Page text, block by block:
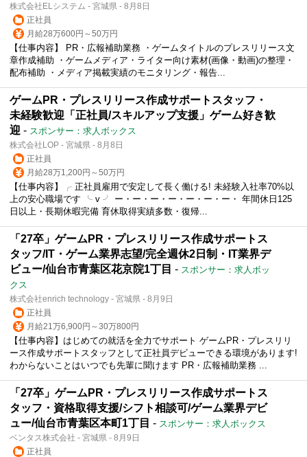
株式会社ELシステム - 宮城県 - 8月8日
正社員
月給28万600円～50万円
【仕事内容】 PR・広報補助業務 ・ゲームタイトルのプレスリリース文
章作成補助 ・ゲームメディア・ライター向け素材(画像・動画)の整理・
配布補助 ・メディア掲載実績のモニタリング・報告...
ゲームPR・プレスリリース作成サポートスタッフ・
未経験歓迎「正社員/スキルアップ支援」ゲーム好き歓
迎 - スポンサー：求人ボックス
株式会社LOP - 宮城県 - 8月8日
正社員
月給28万1,200円～50万円
【仕事内容】╭ 正社員雇用で安定して長く働ける! 未経験入社率70%以
上の安心職場です ╰ v ╯ ー・ー・ー・ー・ー・ー・ー・ 年間休日125
日以上・長期休暇完備 育休取得実績多数・復帰...
「27卒」ゲームPR・プレスリリース作成サポートス
タッフ/IT・ゲーム業界志望/完全週休2日制・IT業界デ
ビュー/仙台市青葉区花京院1丁目 - スポンサー：求人ボッ
クス
株式会社enrich technology - 宮城県 - 8月9日
正社員
月給21万6,900円～30万800円
【仕事内容】はじめての就活を全力でサポート ゲームPR・プレスリリ
ース作成サポートスタッフとして正社員デビューできる環境があります!
わからないことはいつでも先輩に聞けます PR・広報補助業務 ...
「27卒」ゲームPR・プレスリリース作成サポートス
タッフ・資格取得支援/シフト相談可/ゲーム業界デビ
ュー/仙台市青葉区本町1丁目 - スポンサー：求人ボックス
ベンタス株式会社 - 宮城県 - 8月9日
正社員